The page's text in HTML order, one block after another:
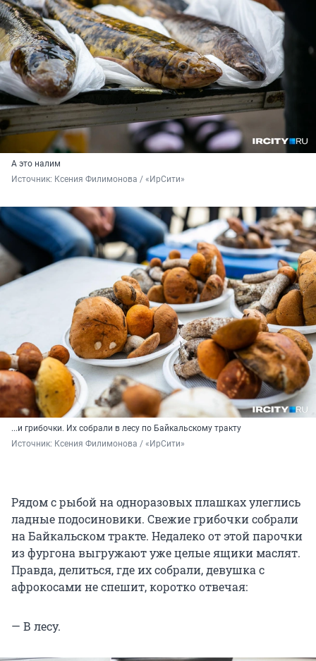
А это налим
Источник: Ксения Филимонова / «ИрСити»
...и грибочки. Их собрали в лесу по Байкальскому тракту
Источник: Ксения Филимонова / «ИрСити»
Рядом с рыбой на одноразовых плашках улеглись
ладные подосиновики. Свежие грибочки собрали
на Байкальском тракте. Недалеко от этой парочки
из фургона выгружают уже целые ящики маслят.
Правда, делиться, где их собрали, девушка с
афрокосами не спешит, коротко отвечая:
— В лесу.